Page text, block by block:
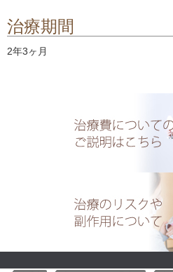
治療期間
2年3ヶ月